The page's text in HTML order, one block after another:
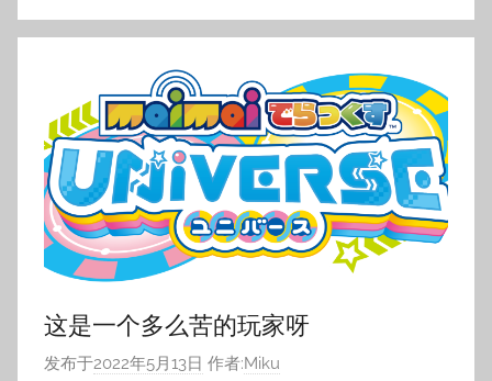
这是一个多么苦的玩家呀
发布于2022年5月13日 作者:Miku